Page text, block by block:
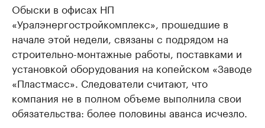
Обыски в офисах НП
«Уралэнергостройкомплекс», прошедшие в
начале этой недели, связаны с подрядом на
строительно-монтажные работы, поставками и
установкой оборудования на копейском «Заводе
«Пластмасс». Следователи считают, что
компания не в полном объеме выполнила свои
обязательства: более половины аванса исчезло.